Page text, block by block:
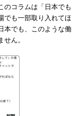
のコラムは「日本でも
でも一部取り入れてほ
本でも、このような働
ん。